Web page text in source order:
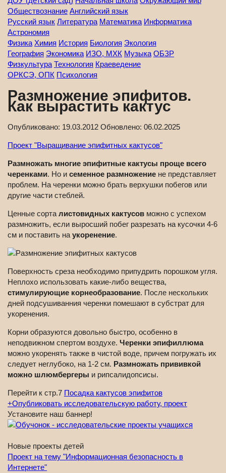
Обществознание Английский язык
Русский язык Литература Математика Информатика
Астрономия
Физика Химия История Биология Экология
География Экономика ИЗО, МХК Музыка ОБЗР
Физкультура Технология Краеведение
ОРКСЭ, ОПК Психология
Размножение эпифитов.
Как вырастить кактус
Опубликовано: 19.03.2012 Обновлено: 06.02.2025
Проект "Выращивание эпифитных кактусов"
Размножать многие эпифитные кактусы проще всего
черенками. Но и семенное размножение не представляет
проблем. На черенки можно брать верхушки побегов или
другие части стеблей.
Ценные сорта листовидных кактусов можно с успехом
размножить, если выросший побег разрезать на кусочки 4-6
см и поставить на укоренение.
Поверхность среза необходимо припудрить порошком угля.
Неплохо использовать какие-либо вещества,
стимулирующие корнеобразование. После нескольких
дней подсушиванния черенки помешают в субстрат для
укоренения.
Корни образуются довольно быстро, особенно в
неподвижном спертом воздухе. Черенки эпифиллюма
можно укоренять также в чистой воде, причем погружать их
следует неглубоко, на 1-2 см. Размножать прививкой
можно шлюмбергеры и рипсалидопсисы.
Перейти к стр.7 Посадка кактусов эпифитов
+Опубликовать исследовательскую работу, проект
Установите наш баннер!
Новые проекты детей
Проект на тему "Информационная безопасность в
Интернете"